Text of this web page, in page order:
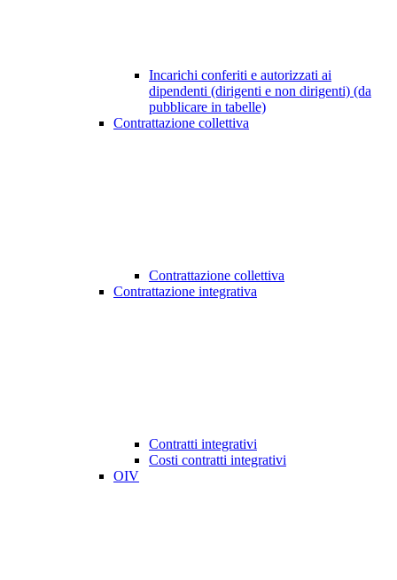
Incarichi conferiti e autorizzati ai
dipendenti (dirigenti e non dirigenti) (da
pubblicare in tabelle)
Contrattazione collettiva
Contrattazione collettiva
Contrattazione integrativa
Contratti integrativi
Costi contratti integrativi
OIV